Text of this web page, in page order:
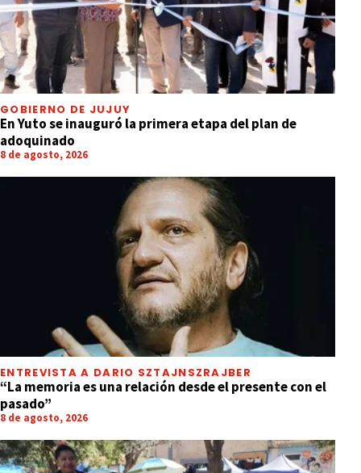
GOBIERNO DE JUJUY
En Yuto se inauguró la primera etapa del plan de
adoquinado
8 de agosto, 2026
ENTREVISTA A DARIO SZTAJNSZRAJBER
“La memoria es una relación desde el presente con el
pasado”
8 de agosto, 2026